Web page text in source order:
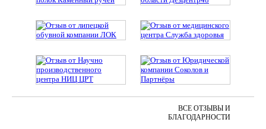
ВСЕ ОТЗЫВЫ И
БЛАГОДАРНОСТИ